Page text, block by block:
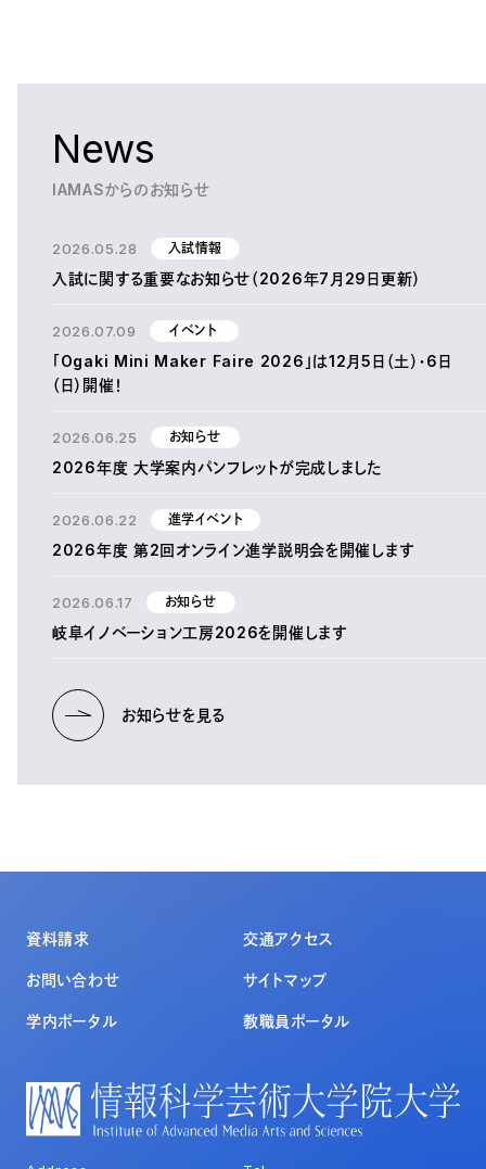
News
IAMASからのお知らせ
2026.05.28 入試情報
入試に関する重要なお知らせ（2026年7月29日更新）
2026.07.09 イベント
「Ogaki Mini Maker Faire 2026」は12月5日（土）・6日
（日）開催！
2026.06.25 お知らせ
2026年度 大学案内パンフレットが完成しました
2026.06.22 進学イベント
2026年度 第2回オンライン進学説明会を開催します
2026.06.17 お知らせ
岐阜イノベーション工房2026を開催します
お知らせを見る
資料請求 交通アクセス
お問い合わせ サイトマップ
学内ポータル 教職員ポータル